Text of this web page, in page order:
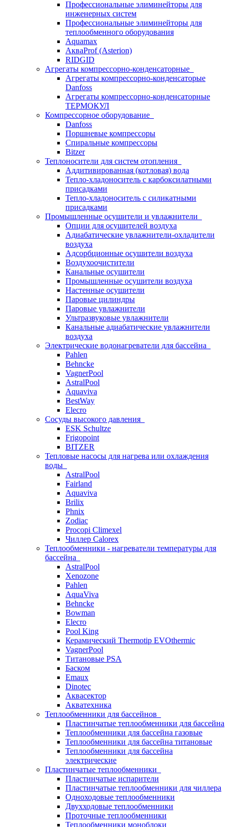
Профессиональные элиминейторы для
инженерных систем
Профессиональные элиминейторы для
теплообменного оборудования
Aquamax
АкваProf (Asterion)
RIDGID
Агрегаты компрессорно-конденсаторные
Агрегаты компрессорно-конденсаторые
Danfoss
Агрегаты компрессорно-конденсаторные
ТЕРМОКУЛ
Компрессорное оборудование
Danfoss
Поршневые компрессоры
Спиральные компрессоры
Bitzer
Теплоносители для систем отопления
Аддитивированная (котловая) вода
Тепло-хладоноситель с карбоксилатными
присадками
Тепло-хладоноситель с силикатными
присадками
Промышленные осушители и увлажнители
Опции для осушителей воздуха
Адиабатические увлажнители-охладители
воздуха
Адсорбционные осушители воздуха
Воздухоочистители
Канальные осушители
Промышленные осушители воздуха
Настенные осушители
Паровые цилиндры
Паровые увлажнители
Ультразвуковые увлажнители
Канальные адиабатические увлажнители
воздуха
Электрические водонагреватели для бассейна
Pahlen
Behncke
VagnerPool
AstralPool
Aquaviva
BestWay
Elecro
Сосуды высокого давления
ESK Schultze
Frigopoint
BITZER
Тепловые насосы для нагрева или охлаждения
воды
AstralPool
Fairland
Aquaviva
Brilix
Phnix
Zodiac
Procopi Climexel
Чиллер Calorex
Теплообменники - нагреватели температуры для
бассейна
AstralPool
Xenozone
Pahlen
AquaViva
Behncke
Bowman
Elecro
Pool King
Керамический Thermotip EVOthermic
VagnerPool
Титановые PSA
Баском
Emaux
Dinotec
Аквасектор
Акватехника
Теплообменники для бассейнов
Пластинчатые теплообменники для бассейна
Теплообменники для бассейна газовые
Теплообменники для бассейна титановые
Теплообменники для бассейна
электрические
Пластинчатые теплообменники
Пластинчатые испарители
Пластинчатые теплообменники для чиллера
Одноходовые теплообменники
Двухходовые теплообменники
Проточные теплообменники
Теплообменники моноблоки